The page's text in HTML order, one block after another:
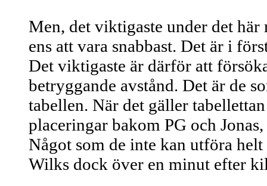
Men, det viktigaste under det
ens att vara snabbast. Det är i
Det viktigaste är därför att
betryggande avstånd. Det är de
tabellen. När det gäller
placeringar bakom PG och
Något som de inte kan utföra
Wilks dock över en minut efter